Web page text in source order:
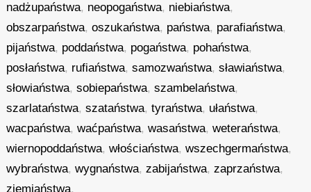
nadżupaństwa, neopogaństwa, niebiaństwa,
obszarpaństwa,oszukaństwa, państwa, parafiaństwa,
pijaństwa, poddaństwa, pogaństwa, pohaństwa,
posłaństwa, rufiaństwa,samozwaństwa,sławiaństwa,
słowiaństwa,sobiepaństwa,szambelaństwa,
szarlataństwa,szataństwa,tyraństwa, ułaństwa,
wacpaństwa,waćpaństwa,wasaństwa,weteraństwa,
wiernopoddaństwa,włościaństwa,wszechgermaństwa,
wybraństwa,wygnaństwa,zabijaństwa,zaprzaństwa,
ziemiaństwa,